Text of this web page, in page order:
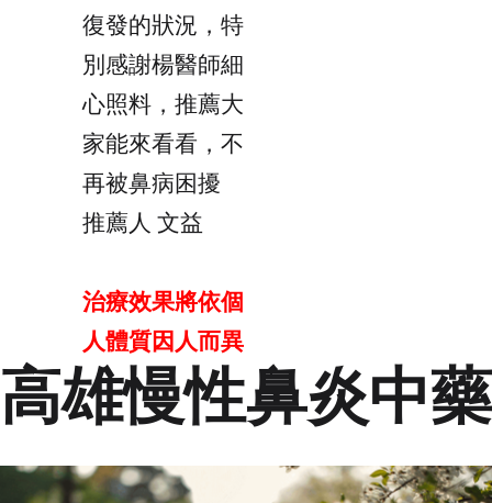
復發的狀況，特
別感謝楊醫師細
心照料，推薦大
家能來看看，不
再被鼻病困擾
推薦人 文益
治療效果將依個
人體質因人而異
高雄慢性鼻炎中藥